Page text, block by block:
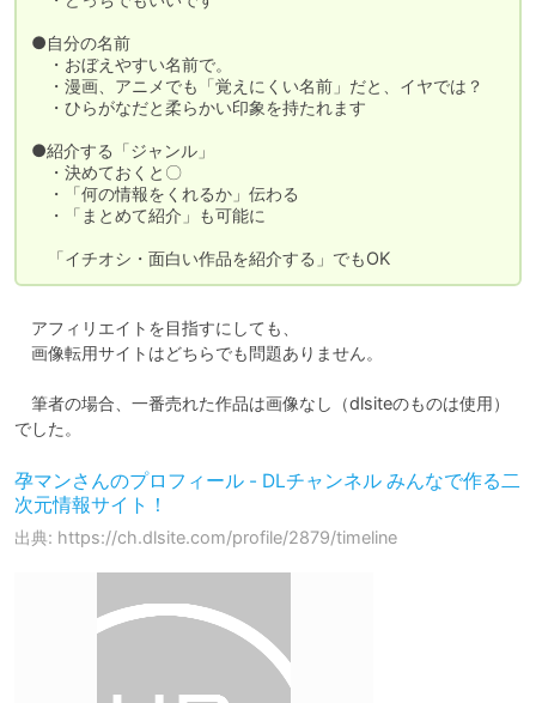
●自分の名前
・おぼえやすい名前で。
・漫画、アニメでも「覚えにくい名前」だと、イヤでは？
・ひらがなだと柔らかい印象を持たれます
●紹介する「ジャンル」
・決めておくと〇
・「何の情報をくれるか」伝わる
・「まとめて紹介」も可能に
「イチオシ・面白い作品を紹介する」でもOK
アフィリエイトを目指すにしても、
画像転用サイトはどちらでも問題ありません。
筆者の場合、一番売れた作品は画像なし（dlsiteのものは使用）
でした。
孕マンさんのプロフィール - DLチャンネル みんなで作る二
次元情報サイト！
出典: https://ch.dlsite.com/profile/2879/timeline